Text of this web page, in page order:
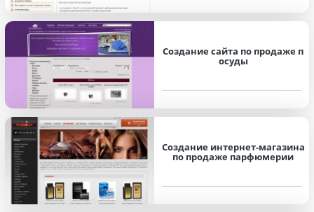
Создание сайта по продаже п
осуды
Создание интернет-магазина
по продаже парфюмерии